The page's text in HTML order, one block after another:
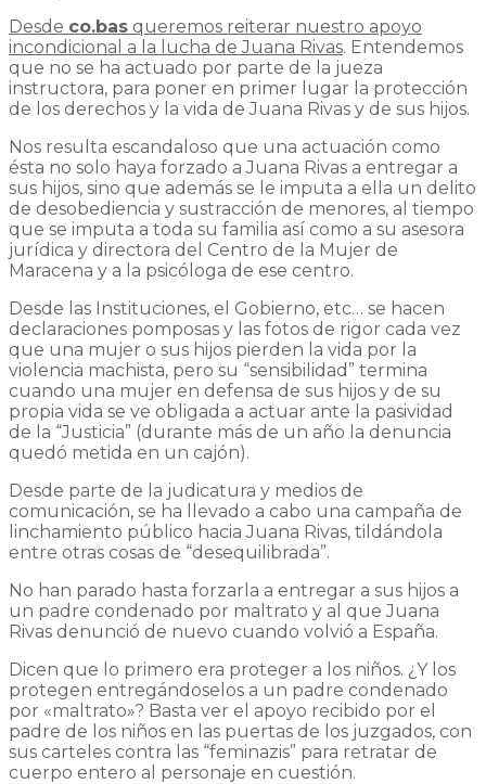
Desde co.bas queremos reiterar nuestro apoyo
incondicional a la lucha de Juana Rivas. Entendemos
que no se ha actuado por parte de la jueza
instructora, para poner en primer lugar la protección
de los derechos y la vida de Juana Rivas y de sus hijos.
Nos resulta escandaloso que una actuación como
ésta no solo haya forzado a Juana Rivas a entregar a
sus hijos, sino que además se le imputa a ella un delito
de desobediencia y sustracción de menores, al tiempo
que se imputa a toda su familia así como a su asesora
jurídica y directora del Centro de la Mujer de
Maracena y a la psicóloga de ese centro.
Desde las Instituciones, el Gobierno, etc… se hacen
declaraciones pomposas y las fotos de rigor cada vez
que una mujer o sus hijos pierden la vida por la
violencia machista, pero su “sensibilidad” termina
cuando una mujer en defensa de sus hijos y de su
propia vida se ve obligada a actuar ante la pasividad
de la “Justicia” (durante más de un año la denuncia
quedó metida en un cajón).
Desde parte de la judicatura y medios de
comunicación, se ha llevado a cabo una campaña de
linchamiento público hacia Juana Rivas, tildándola
entre otras cosas de “desequilibrada”.
No han parado hasta forzarla a entregar a sus hijos a
un padre condenado por maltrato y al que Juana
Rivas denunció de nuevo cuando volvió a España.
Dicen que lo primero era proteger a los niños. ¿Y los
protegen entregándoselos a un padre condenado
por «maltrato»? Basta ver el apoyo recibido por el
padre de los niños en las puertas de los juzgados, con
sus carteles contra las “feminazis” para retratar de
cuerpo entero al personaje en cuestión.